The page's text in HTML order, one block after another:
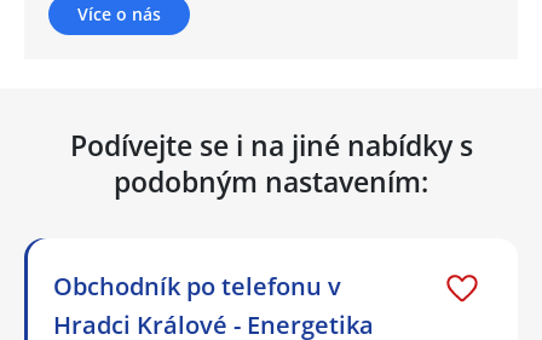
Více o nás
Podívejte se i na jiné nabídky s
podobným nastavením:
Obchodník po telefonu v
Hradci Králové - Energetika